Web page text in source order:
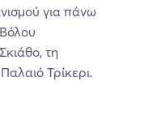
για πάνω
τη
Τρίκερι.